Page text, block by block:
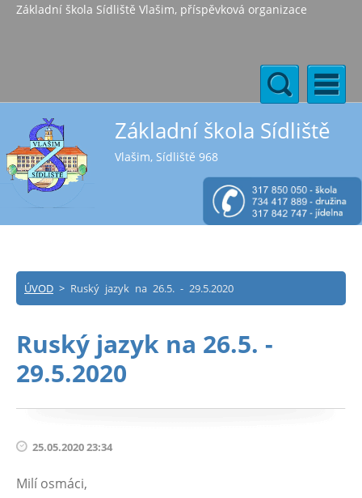
Základní škola Sídliště Vlašim, příspěvková organizace
Základní škola Sídliště
Vlašim, Sídliště 968
ÚVOD > Ruský jazyk na 26.5. - 29.5.2020
Ruský jazyk na 26.5. -
29.5.2020
25.05.2020 23:34
Milí osmáci,